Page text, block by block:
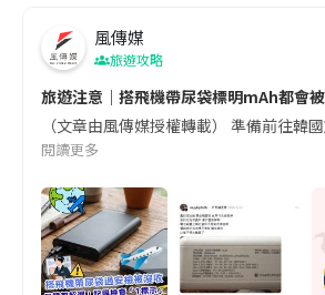
風傳媒
旅遊攻略
旅遊注意｜搭飛機帶尿袋標明mAh都會
（文章由風傳媒授權轉載） 準備前往
閱讀更多